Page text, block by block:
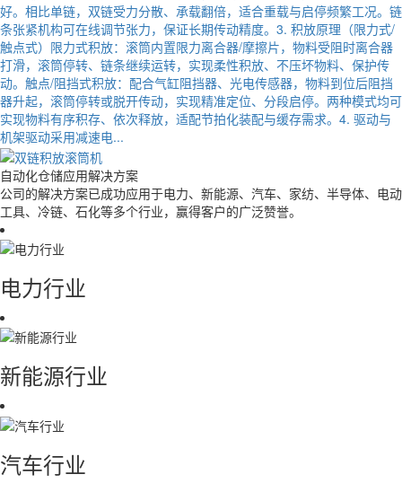
好。相比单链，双链受力分散、承载翻倍，适合重载与启停频繁工况。链
条张紧机构可在线调节张力，保证长期传动精度。3. 积放原理（限力式/
触点式）限力式积放：滚筒内置限力离合器/摩擦片，物料受阻时离合器
打滑，滚筒停转、链条继续运转，实现柔性积放、不压坏物料、保护传
动。触点/阻挡式积放：配合气缸阻挡器、光电传感器，物料到位后阻挡
器升起，滚筒停转或脱开传动，实现精准定位、分段启停。两种模式均可
实现物料有序积存、依次释放，适配节拍化装配与缓存需求。4. 驱动与
机架驱动采用减速电...
自动化仓储应用解决方案
公司的解决方案已成功应用于电力、新能源、汽车、家纺、半导体、电动
工具、冷链、石化等多个行业，赢得客户的广泛赞誉。
电力行业
新能源行业
汽车行业